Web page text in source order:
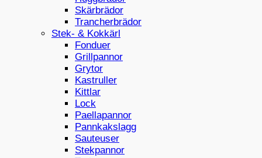
Skärbrädor
Trancherbrädor
Stek- & Kokkärl
Fonduer
Grillpannor
Grytor
Kastruller
Kittlar
Lock
Paellapannor
Pannkakslagg
Sauteuser
Stekpannor